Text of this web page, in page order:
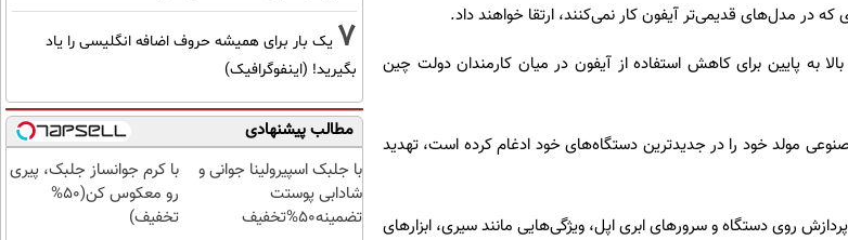
در مدل‌های قدیمی‌تر آیفون کار نمی‌کنند، ارتقا خواهند داد.
به پایین برای کاهش استفاده از آیفون در میان کارمندان دولت چین
مولد خود را در جدیدترین دستگاه‌های خود ادغام کرده است، تهدید
روی دستگاه و سرورهای ابری اپل، ویژگی‌هایی مانند سیری، ابزارهای
7 یک بار برای همیشه حروف اضافه انگلیسی را یاد
بگیرید! (اینفوگرافیک)
مطالب پیشنهادی
با جلبک اسپیرولینا جوانی و
شادابی پوستت
تضمینه50%تخفیف
با کرم جوانساز جلبک، پیری
رو معکوس کن(50%
تخفیف)